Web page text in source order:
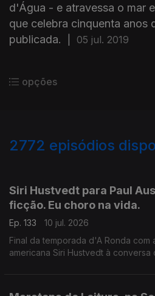
d'Água - e atravessa o mar
que celebra cinquenta anos
publicada.
05 jul. 2019
opções
2772 episódios
Siri Hustvedt para Paul
ficção. Eu choro na vida.
Ep. 133
10 jul. 2026
Final da temporada d'A Ronda com
americana Siri Hustvedt à conversa